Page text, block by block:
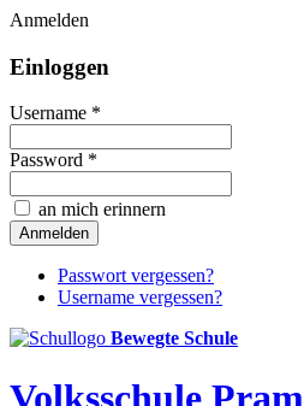
Anmelden
Einloggen
Username *
Password *
an mich erinnern
Passwort vergessen?
Username vergessen?
Bewegte Schule